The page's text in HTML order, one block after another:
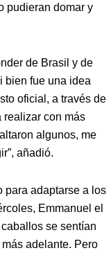
pudieran domar y
de Brasil y de
bien fue una idea
oficial, a través de
realizar con más
algunos, me
añadió.
para adaptarse a los
Emmanuel el
se sentían
adelante. Pero